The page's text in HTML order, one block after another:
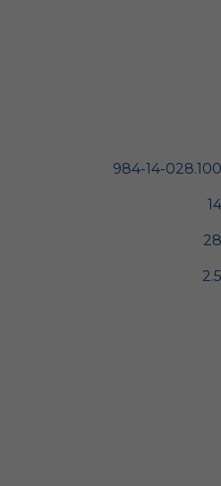
984-14-028.100
14
28
2.5